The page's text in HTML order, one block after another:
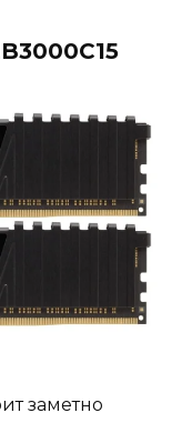
заметно